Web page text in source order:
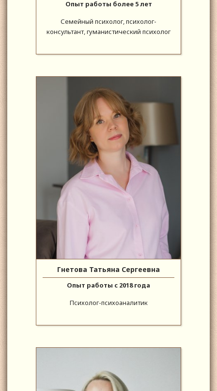
Опыт работы более 5 лет
Семейный психолог, психолог-
консультант, гуманистический психолог
Гнетова Татьяна Сергеевна
Опыт работы с 2018 года
Психолог-психоаналитик